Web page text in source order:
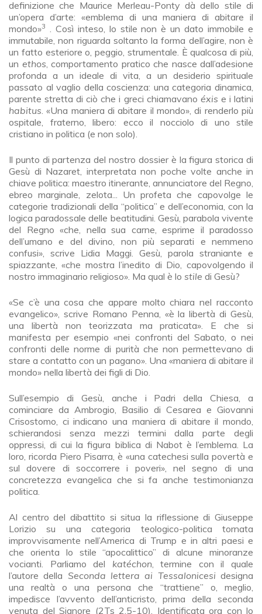
definizione che Maurice Merleau-Ponty dà dello stile di
un’opera d’arte: «emblema di una maniera di abitare il
mondo»3 . Così inteso, lo stile non è un dato immobile e
immutabile, non riguarda soltanto la forma dell’agire, non è
un fatto esteriore o, peggio, strumentale. È qualcosa di più,
un ethos, comportamento pratico che nasce dall’adesione
profonda a un ideale di vita, a un desiderio spirituale
passato al vaglio della coscienza: una categoria dinamica,
parente stretta di ciò che i greci chiamavano éxis e i latini
habitus. «Una maniera di abitare il mondo», di renderlo più
ospitale, fraterno, libero: ecco il nocciolo di uno stile
cristiano in politica (e non solo).
Il punto di partenza del nostro dossier è la figura storica di
Gesù di Nazaret, interpretata non poche volte anche in
chiave politica: maestro itinerante, annunciatore del Regno,
ebreo marginale, zelota... Un profeta che capovolge le
categorie tradizionali della “politica” e dell’economia, con la
logica paradossale delle beatitudini. Gesù, parabola vivente
del Regno «che, nella sua carne, esprime il paradosso
dell’umano e del divino, non più separati e nemmeno
confusi», scrive Lidia Maggi. Gesù, parola straniante e
spiazzante, «che mostra l’inedito di Dio, capovolgendo il
nostro immaginario religioso». Ma qual è lo stile di Gesù?
«Se c’è una cosa che appare molto chiara nel racconto
evangelico», scrive Romano Penna, «è la libertà di Gesù,
una libertà non teorizzata ma praticata». E che si
manifesta per esempio «nei confronti del Sabato, o nei
confronti delle norme di purità che non permettevano di
stare a contatto con un pagano». Una «maniera di abitare il
mondo» nella libertà dei figli di Dio.
Sull’esempio di Gesù, anche i Padri della Chiesa, a
cominciare da Ambrogio, Basilio di Cesarea e Giovanni
Crisostomo, ci indicano una maniera di abitare il mondo,
schierandosi senza mezzi termini dalla parte degli
oppressi, di cui la figura biblica di Nabot è l’emblema. La
loro, ricorda Piero Pisarra, è «una catechesi sulla povertà e
sul dovere di soccorrere i poveri», nel segno di una
concretezza evangelica che si fa anche testimonianza
politica.
Al centro del dibattito si situa la riflessione di Giuseppe
Lorizio su una categoria teologico-politica tornata
improvvisamente nell’America di Trump e in altri paesi e
che orienta lo stile “apocalittico” di alcune minoranze
vocianti. Parliamo del katéchon, termine con il quale
l’autore della Seconda lettera ai Tessalonicesidesigna
una realtà o una persona che “trattiene” o, meglio,
impedisce l’avvento dell’anticristo, prima della seconda
venuta del Signore (2Ts 2,5-10). Identificata ora con lo